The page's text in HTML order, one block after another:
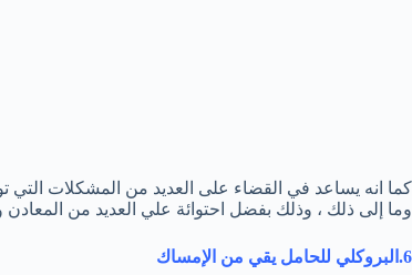
كما انه يساعد في القضاء على العديد من المشكلات
وما إلى ذلك ، وذلك بفضل احتوائة علي العديد من المعادن
6.البروكلي للحامل يقي من الإمساك